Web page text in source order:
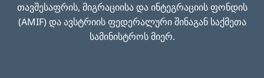
თავშესაფრის, მიგრაციისა და ინტეგრაციის ფონდის
(AMIF) და ავსტრიის ფედერალური შინაგან საქმეთა
სამინისტროს მიერ.